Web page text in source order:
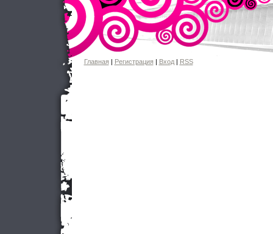
Главная| Регистрация| Вход| RSS